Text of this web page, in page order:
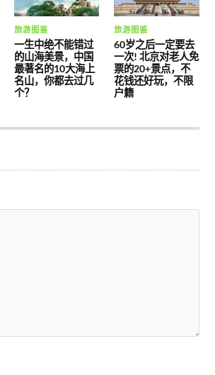
旅游图鉴
一生中绝不能错过
的山海美景，中国
最著名的10大海上
名山，你都去过几
个？
旅游图鉴
60岁之后一定要去
一次! 北京对老人免
票的20+景点，不
花钱还好玩，不限
户籍